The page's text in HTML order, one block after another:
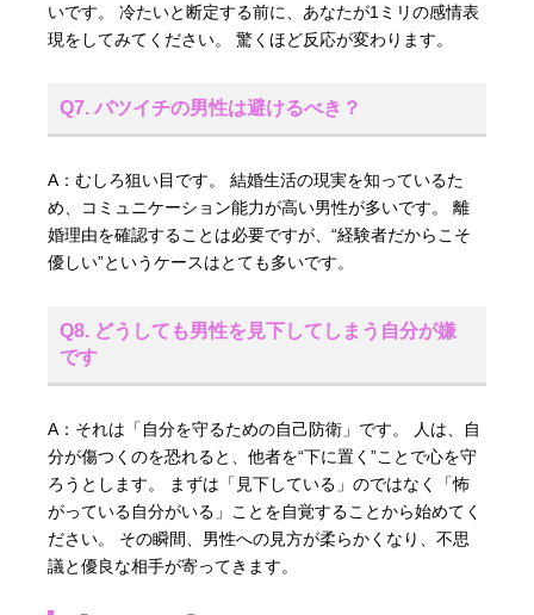
いです。 冷たいと断定する前に、あなたが1ミリの感情表
現をしてみてください。 驚くほど反応が変わります。
Q7. バツイチの男性は避けるべき？
A：むしろ狙い目です。 結婚生活の現実を知っているた
め、コミュニケーション能力が高い男性が多いです。 離
婚理由を確認することは必要ですが、“経験者だからこそ
優しい”というケースはとても多いです。
Q8. どうしても男性を見下してしまう自分が嫌
です
A：それは「自分を守るための自己防衛」です。 人は、自
分が傷つくのを恐れると、他者を“下に置く”ことで心を守
ろうとします。 まずは「見下している」のではなく「怖
がっている自分がいる」ことを自覚することから始めてく
ださい。 その瞬間、男性への見方が柔らかくなり、不思
議と優良な相手が寄ってきます。